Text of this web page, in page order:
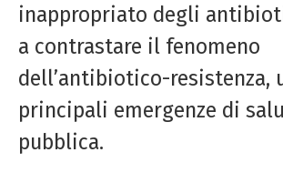
inappropriato degli
a contrastare il fenomeno
dell’antibiotico-resistenza,
principali emergenze di
pubblica.